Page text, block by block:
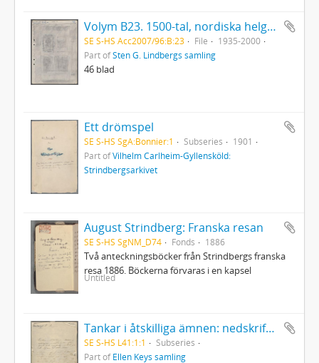
Volym B23. 1500-tal, nordiska helgonplattor, Rostock, Wittenberg, senare plattor, Johan III
SE S-HS Acc2007/96:B:23 File
1935-2000
Part ofSten G. Lindbergs samling
46 blad
Ett drömspel
SE S-HS SgA:Bonnier:1 Subseries
1901
Part ofVilhelm Carlheim-Gyllensköld:
Strindbergsarkivet
August Strindberg: Franska resan
SE S-HS SgNM_D74 Fonds 1886
Två anteckningsböcker från Strindbergs franska
resa 1886. Böckerna förvaras i en kapsel
Untitled
Tankar i åtskilliga ämnen: nedskrifna omedelbarligen efter ögonblickets ingifvelse, endast för att blifva af med dem. Skrifna under de sista 3 åren, men här inskrifna våren 1868... .
SE S-HS L41:1:1
Subseries
Part ofEllen Keys samling